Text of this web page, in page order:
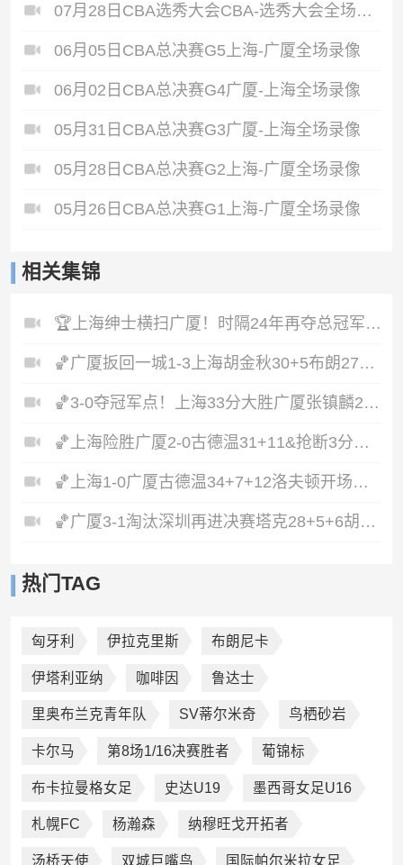
07月28日CBA选秀大会CBA-选秀大会全场录像
06月05日CBA总决赛G5上海-广厦全场录像
06月02日CBA总决赛G4广厦-上海全场录像
05月31日CBA总决赛G3广厦-上海全场录像
05月28日CBA总决赛G2上海-广厦全场录像
05月26日CBA总决赛G1上海-广厦全场录像
相关集锦
🏆上海绅士横扫广厦！时隔24年再夺总冠军！王哲林爆砍29+14！
🏀广厦扳回一城1-3上海胡金秋30+5布朗27+8古德温28+6+8
🏀3-0夺冠军点！上海33分大胜广厦张镇麟23+9+6孙铭徽8中2
🏀上海险胜广厦2-0古德温31+11&抢断3分压哨绝杀布朗空砍50分
🏀上海1-0广厦古德温34+7+12洛夫顿开场伤退孙铭徽0分&5失误
🏀广厦3-1淘汰深圳再进决赛塔克28+5+6胡金秋15+8贺希宁12分
热门TAG
匈牙利 伊拉克里斯 布朗尼卡
伊塔利亚纳 咖啡因 鲁达士
里奥布兰克青年队 SV蒂尔米奇 鸟栖砂岩
卡尔马 第8场1/16决赛胜者 葡锦标
布卡拉曼格女足 史达U19 墨西哥女足U16
札幌FC 杨瀚森 纳穆旺戈开拓者
汤桥天使 双城巨嘴鸟 国际帕尔米拉女足